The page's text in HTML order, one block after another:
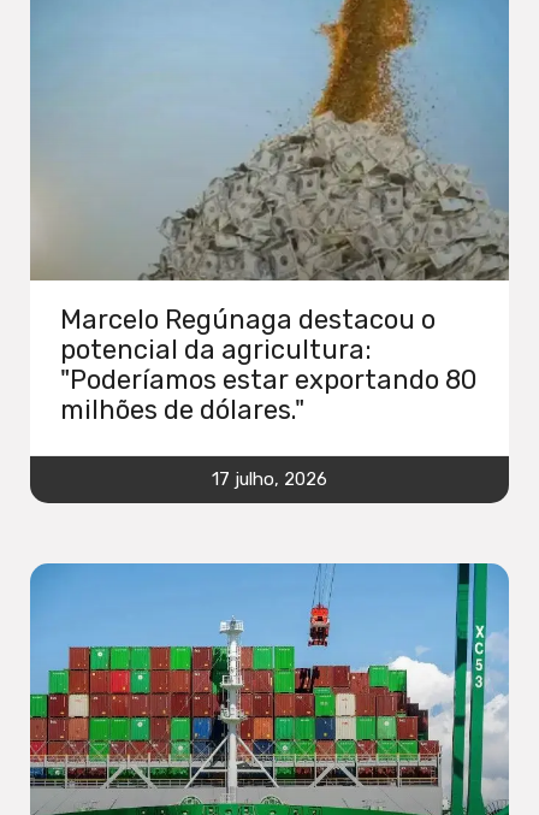
Marcelo Regúnaga destacou o
potencial da agricultura:
"Poderíamos estar exportando 80
milhões de dólares."
17 julho, 2026